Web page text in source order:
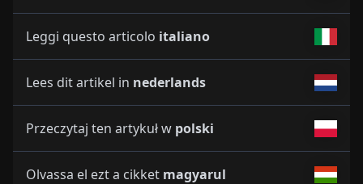
Leggi questo articolo italiano
Lees dit artikel in nederlands
Przeczytaj ten artykuł w polski
Olvassa el ezt a cikket magyarul